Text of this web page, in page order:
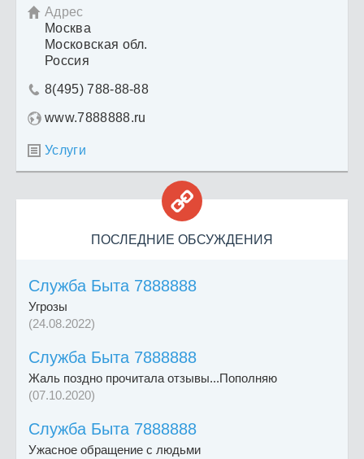
 Адрес
Москва
Московская обл.
Россия
 8(495) 788-88-88
www.7888888.ru
 Услуги

ПОСЛЕДНИЕ ОБСУЖДЕНИЯ
Служба Быта 7888888
Угрозы
(24.08.2022)
Служба Быта 7888888
Жаль поздно прочитала отзывы...Пополняю
(07.10.2020)
Служба Быта 7888888
Ужасное обращение с людьми